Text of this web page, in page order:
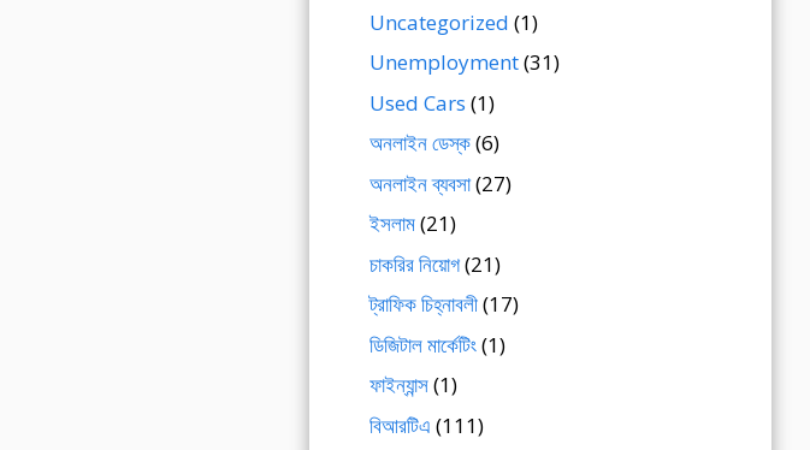
Uncategorized (1)
Unemployment(31)
Used Cars (1)
অনলাইন ডেস্ক(6)
অনলাইন ব্যবসা(27)
ইসলাম(21)
চাকরির নিয়োগ(21)
ট্রাফিক চিহ্নাবলী(17)
ডিজিটাল মার্কেটিং(1)
ফাইন্যান্স(1)
বিআরটিএ (111)